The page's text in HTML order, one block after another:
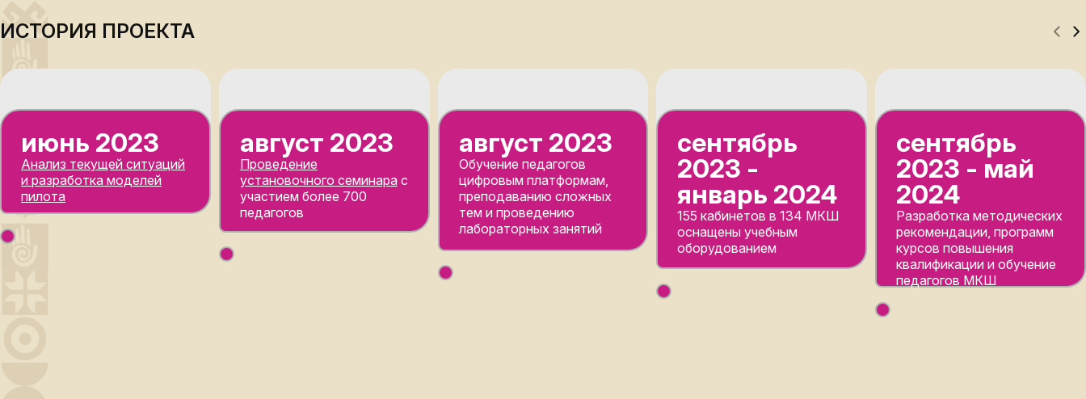
ИСТОРИЯ ПРОЕКТА
июнь 2023
Анализ текущей ситуаций
и разработка моделей
пилота
август 2023
Проведение
установочного семинарас
участием более 700
педагогов
август 2023
Обучение педагогов
цифровым платформам,
преподаванию сложных
тем и проведению
лабораторных занятий
сентябрь
2023 -
январь 2024
155 кабинетов в 134 МКШ
оснащены учебным
оборудованием
сентябрь
2023 - май
2024
Разработка методических
рекомендации, программ
курсов повышения
квалификации и обучение
педагогов МКШ